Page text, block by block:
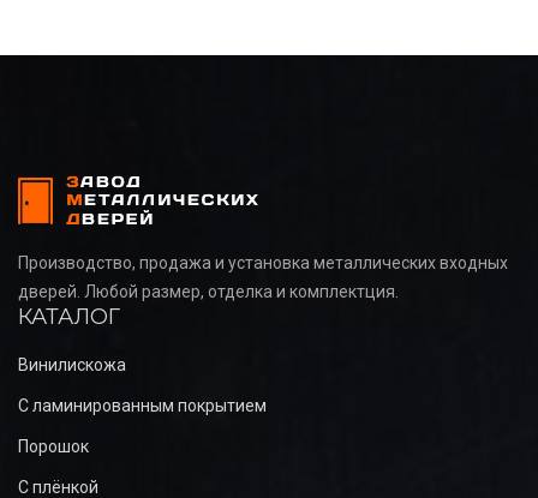
Производство, продажа и установка металлических входных
дверей. Любой размер, отделка и комплектция.
КАТАЛОГ
Винилискожа
С ламинированным покрытием
Порошок
С плёнкой